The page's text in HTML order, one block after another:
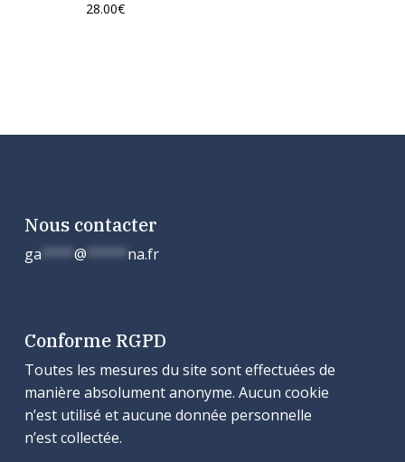
28.00€
Nous contacter
ga **** @ ***** na.fr
Conforme RGPD
Toutes les mesures du site sont effectuées de
manière absolument anonyme. Aucun cookie
n’est utilisé et aucune donnée personnelle
n’est collectée.